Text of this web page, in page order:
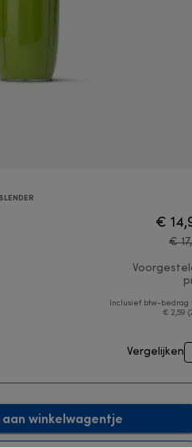
€
€
Inclusief btw-bedrag
€ 2,59
Vergelijken
winkelwagentje